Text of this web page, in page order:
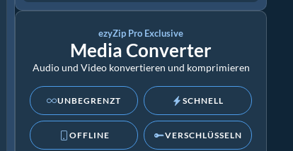
ezyZip Pro Exclusive
Media Converter
Audio und Video konvertieren und komprimieren
UNBEGRENZT SCHNELL
OFFLINE VERSCHLÜSSELN